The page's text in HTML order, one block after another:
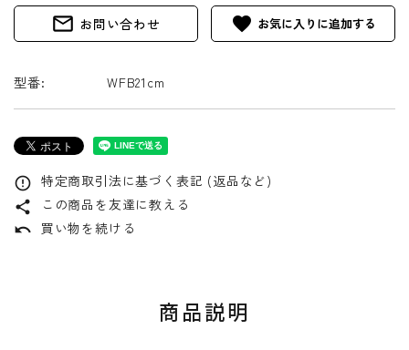
mail_outline お問い合わせ favorite
型番: WFB21cm
error_outline 特定商取引法に基づく表記 (返品など)
share
この商品を友達に教える
undo 買い物を続ける
商品説明